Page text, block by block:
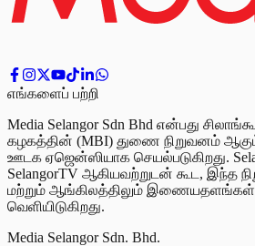
எங்களைப் பற்றி
Media Selangor Sdn Bhd என்பது
கழகத்தின் (MBI) துணை நிறுவனம்
ஊடக ஏஜென்ஸியாக செயல்படுகிறது.
SelangorTV ஆகியவற்றுடன் கூட, இந்த
மற்றும் ஆங்கிலத்திலும் இணையதளங்கள்
வெளியிடுகிறது.
Media Selangor Sdn. Bhd.